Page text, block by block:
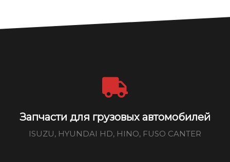
Запчасти для грузовых автомобилей
ISUZU, HYUNDAI HD, HINO, FUSO CANTER